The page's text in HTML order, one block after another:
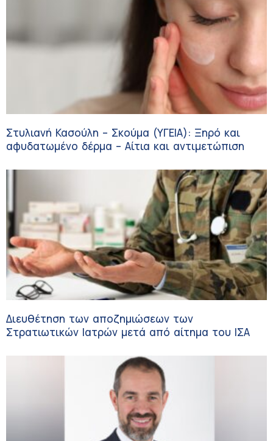
Στυλιανή Κασούλη – Σκούμα (ΥΓΕΙΑ): Ξηρό και
αφυδατωμένο δέρμα – Αίτια και αντιμετώπιση
Διευθέτηση των αποζημιώσεων των
Στρατιωτικών Ιατρών μετά από αίτημα του ΙΣΑ